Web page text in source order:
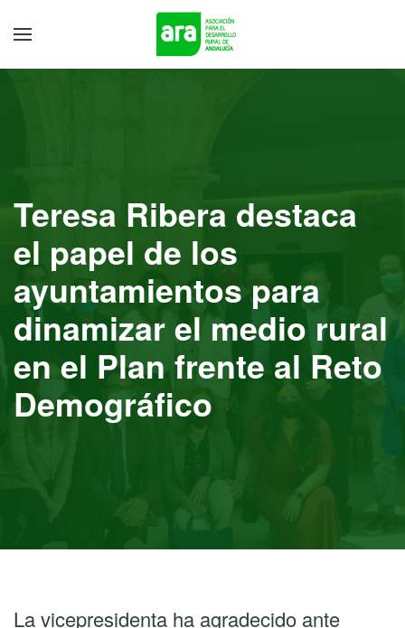
Teresa Ribera destaca
el papel de los
ayuntamientos para
dinamizar el medio rural
en el Plan frente al Reto
Demográfico
La vicepresidenta ha agradecido ante